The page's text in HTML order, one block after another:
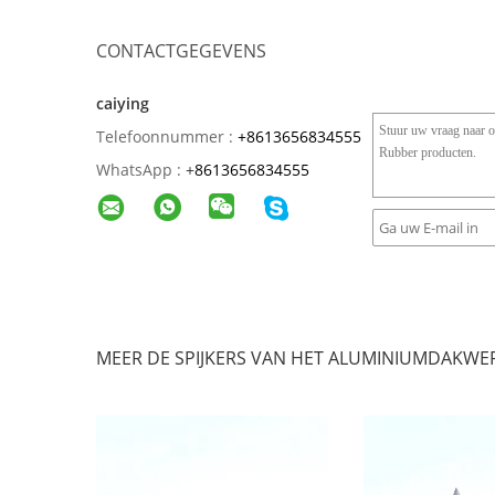
CONTACTGEGEVENS
caiying
Telefoonnummer : +8613656834555
WhatsApp : +8613656834555
MEER DE SPIJKERS VAN HET